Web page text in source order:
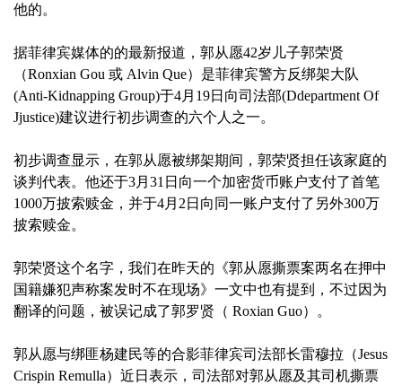
他的。
据菲律宾媒体的的最新报道，郭从愿42岁儿子郭荣贤
（Ronxian Gou 或 Alvin Que）是菲律宾警方反绑架大队
(Anti-Kidnapping Group)于4月19日向司法部(Ddepartment Of
Jjustice)建议进行初步调查的六个人之一。
初步调查显示，在郭从愿被绑架期间，郭荣贤担任该家庭的
谈判代表。他还于3月31日向一个加密货币账户支付了首笔
1000万披索赎金，并于4月2日向同一账户支付了另外300万
披索赎金。
郭荣贤这个名字，我们在昨天的《郭从愿撕票案两名在押中
国籍嫌犯声称案发时不在现场》一文中也有提到，不过因为
翻译的问题，被误记成了郭罗贤（ Roxian Guo）。
郭从愿与绑匪杨建民等的合影菲律宾司法部长雷穆拉（Jesus
Crispin Remulla）近日表示，司法部对郭从愿及其司机撕票